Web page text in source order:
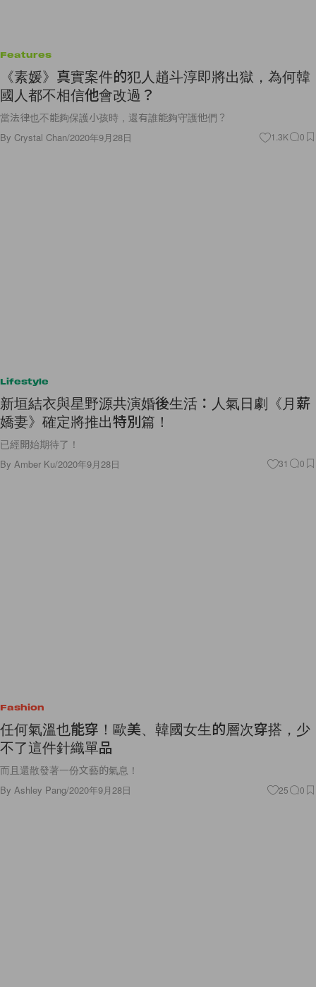
Features
《素媛》真實案件的犯人趙斗淳即將出獄，為何韓
國人都不相信他會改過？
當法律也不能夠保護小孩時，還有誰能夠守護他們？
By Crystal Chan/2020年9月28日 1.3K 0
Lifestyle
新垣結衣與星野源共演婚後生活：人氣日劇《月薪
嬌妻》確定將推出特別篇！
已經開始期待了！
By Amber Ku/2020年9月28日 31 0
Fashion
任何氣溫也能穿！歐美、韓國女生的層次穿搭，少
不了這件針織單品
而且還散發著一份文藝的氣息！
By Ashley Pang/2020年9月28日 25 0